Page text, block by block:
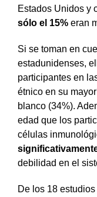
Estados Unidos y
sólo el 15% eran
Si se toman en
estadunidenses,
participantes en
étnico en su
blanco (34%).
edad que los
células
debilidad en el
De los 18